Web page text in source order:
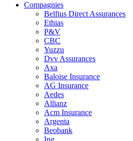
Compagnies
Belfius Direct Assurances
Ethias
P&V
CBC
Yuzzu
Dvv Assurances
Axa
Baloise Insurance
AG Insurance
Aedes
Allianz
Acm Insurance
Argenta
Beobank
Ing